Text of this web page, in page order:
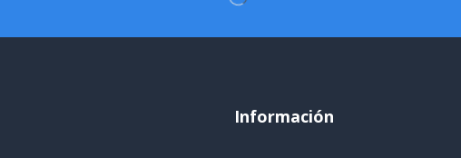
Información